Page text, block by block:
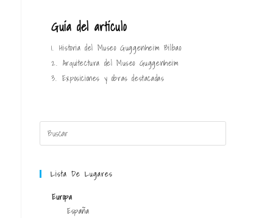
Guía del artículo
1. Historia del Museo Guggenheim Bilbao
2. Arquitectura del Museo Guggenheim
3. Exposiciones y obras destacadas
Lista De Lugares
Europa
España